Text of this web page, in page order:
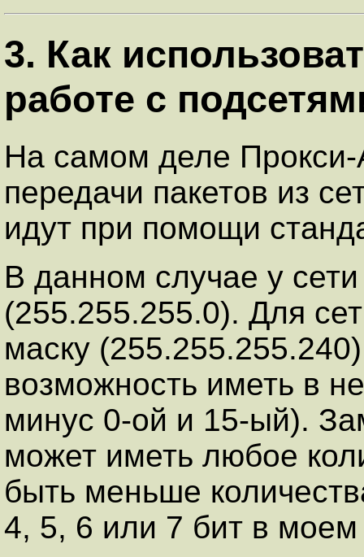
3. Как
работе с
На самом деле Прокси-
передачи пакетов из
идут при помощи
В данном случае у
(255.255.255.0). Для
маску
возможность иметь в
минус 0-ой и 15-ый).
может иметь любое
быть меньше
4, 5, 6 или 7 бит в моем